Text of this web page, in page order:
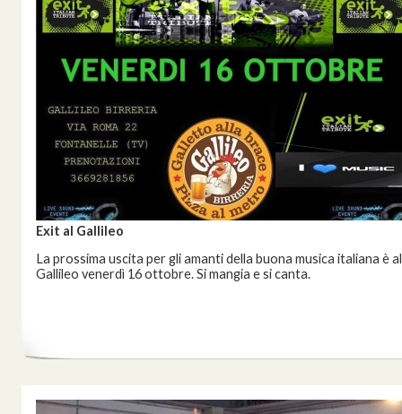
Exit al Gallileo
La prossima uscita per gli amanti della buona musica italiana è al
Gallileo venerdì 16 ottobre. Si mangia e si canta.